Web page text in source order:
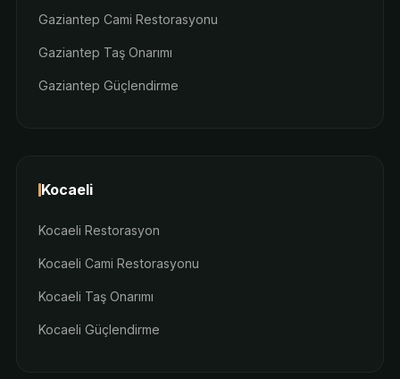
Gaziantep Cami Restorasyonu
Gaziantep Taş Onarımı
Gaziantep Güçlendirme
Kocaeli
Kocaeli Restorasyon
Kocaeli Cami Restorasyonu
Kocaeli Taş Onarımı
Kocaeli Güçlendirme